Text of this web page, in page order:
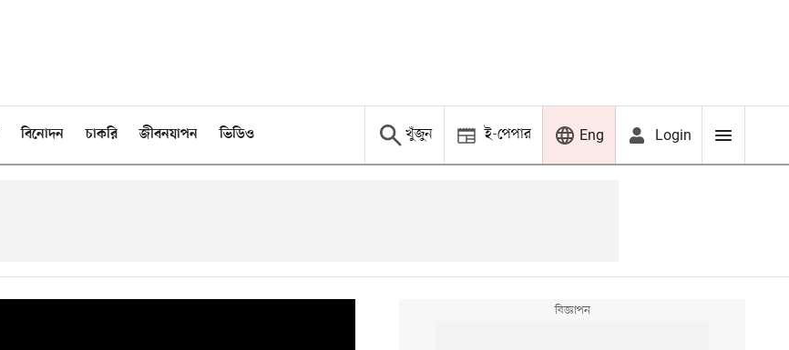
বিনোদন চাকরি জীবনযাপন ভিডিও খুঁজুন ই-পেপার Eng Login